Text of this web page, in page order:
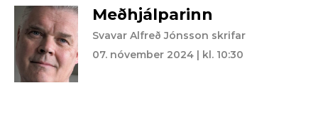
Meðhjálparinn
Svavar Alfreð Jónsson skrifar
07. nóvember 2024 | kl. 10:30